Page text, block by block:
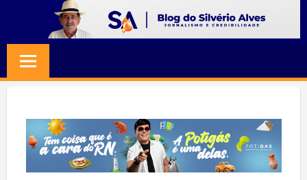
content
SILVERIO
ALVES
Jornalismo
Credibilidade